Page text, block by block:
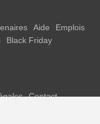
Aide
Emplois
Black Friday
Contact